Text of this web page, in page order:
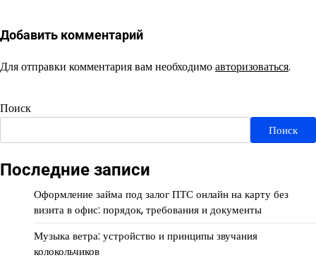
Добавить комментарий
Для отправки комментария вам необходимоавторизоваться.
Поиск
Поиск
Последние записи
Оформление займа под залог ПТС онлайн на карту без
визита в офис: порядок, требования и документы
Музыка ветра: устройство и принципы звучания
колокольчиков